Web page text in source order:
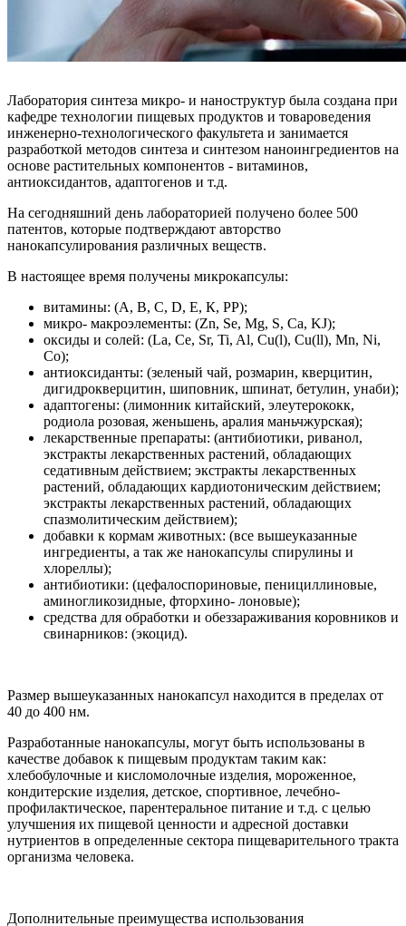
Лаборатория синтеза микро- и наноструктур была создана при
кафедре технологии пищевых продуктов и товароведения
инженерно-технологического факультета и занимается
разработкой методов синтеза и синтезом наноингредиентов на
основе растительных компонентов - витаминов,
антиоксидантов, адаптогенов и т.д.
На сегодняшний день лабораторией получено более 500
патентов, которые подтверждают авторство
нанокапсулирования различных веществ.
В настоящее время получены микрокапсулы:
витамины: (А, В, С, D, Е, К, РР);
микро- макроэлементы: (Zn, Se, Mg, S, Ca, KJ);
оксиды и солей: (La, Ce, Sr, Ti, Al, Cu(l), Cu(ll), Mn, Ni,
Co);
антиоксиданты: (зеленый чай, розмарин, кверцитин,
дигидрокверцитин, шиповник, шпинат, бетулин, унаби);
адаптогены: (лимонник китайский, элеутерококк,
родиола розовая, женьшень, аралия маньчжурская);
лекарственные препараты: (антибиотики, риванол,
экстракты лекарственных растений, обладающих
седативным действием; экстракты лекарственных
растений, обладающих кардиотоническим действием;
экстракты лекарственных растений, обладающих
спазмолитическим действием);
добавки к кормам животных: (все вышеуказанные
ингредиенты, а так же нанокапсулы спирулины и
хлореллы);
антибиотики: (цефалоспориновые, пенициллиновые,
аминогликозидные, фторхино- лоновые);
средства для обработки и обеззараживания коровников и
свинарников: (экоцид).
Размер вышеуказанных нанокапсул находится в пределах от
40 до 400 нм.
Разработанные нанокапсулы, могут быть использованы в
качестве добавок к пищевым продуктам таким как:
хлебобулочные и кисломолочные изделия, мороженное,
кондитерские изделия, детское, спортивное, лечебно-
профилактическое, парентеральное питание и т.д. с целью
улучшения их пищевой ценности и адресной доставки
нутриентов в определенные сектора пищеварительного тракта
организма человека.
Дополнительные преимущества использования